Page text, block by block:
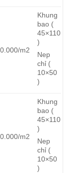
m2
Khung
bao (
45×110
)
Nep
chỉ (
10×50
)
m2
Khung
bao (
45×110
)
Nep
chỉ (
10×50
)